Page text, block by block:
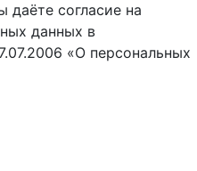
согласие на
данных в
«О персональных